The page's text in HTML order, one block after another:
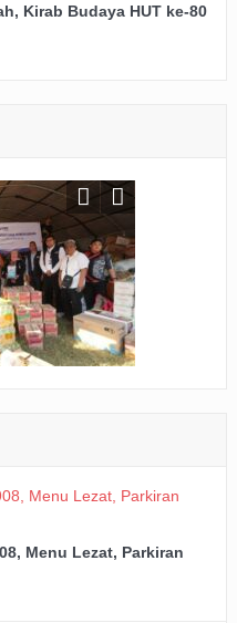
Kirab Budaya HUT ke-80
Menu Lezat, Parkiran